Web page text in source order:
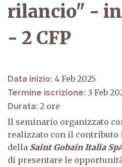
rilancio" - in
- 2 CFP
Data inizio: 4 Feb 2025
Termine iscrizione: 3 Feb
Durata: 2
Il seminario organizzato
realizzato con il contributo
della Saint Gobain Italia
di presentare le